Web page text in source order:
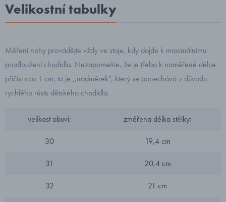
Velikostní tabulky
Měření nohy provádějte vždy ve stoje, kdy dojde k maximálnímu
prodloužení chodidla. Nezapomeňte, že je třeba k naměřené délce
přičíst cca 1 cm, to je ,,nadměrek", který se ponechává z důvodu
rychlého růstu dětského chodidla.
velikost obuvi: změřena délka stélky:
30 19,4 cm
31 20,4 cm
32 21 cm